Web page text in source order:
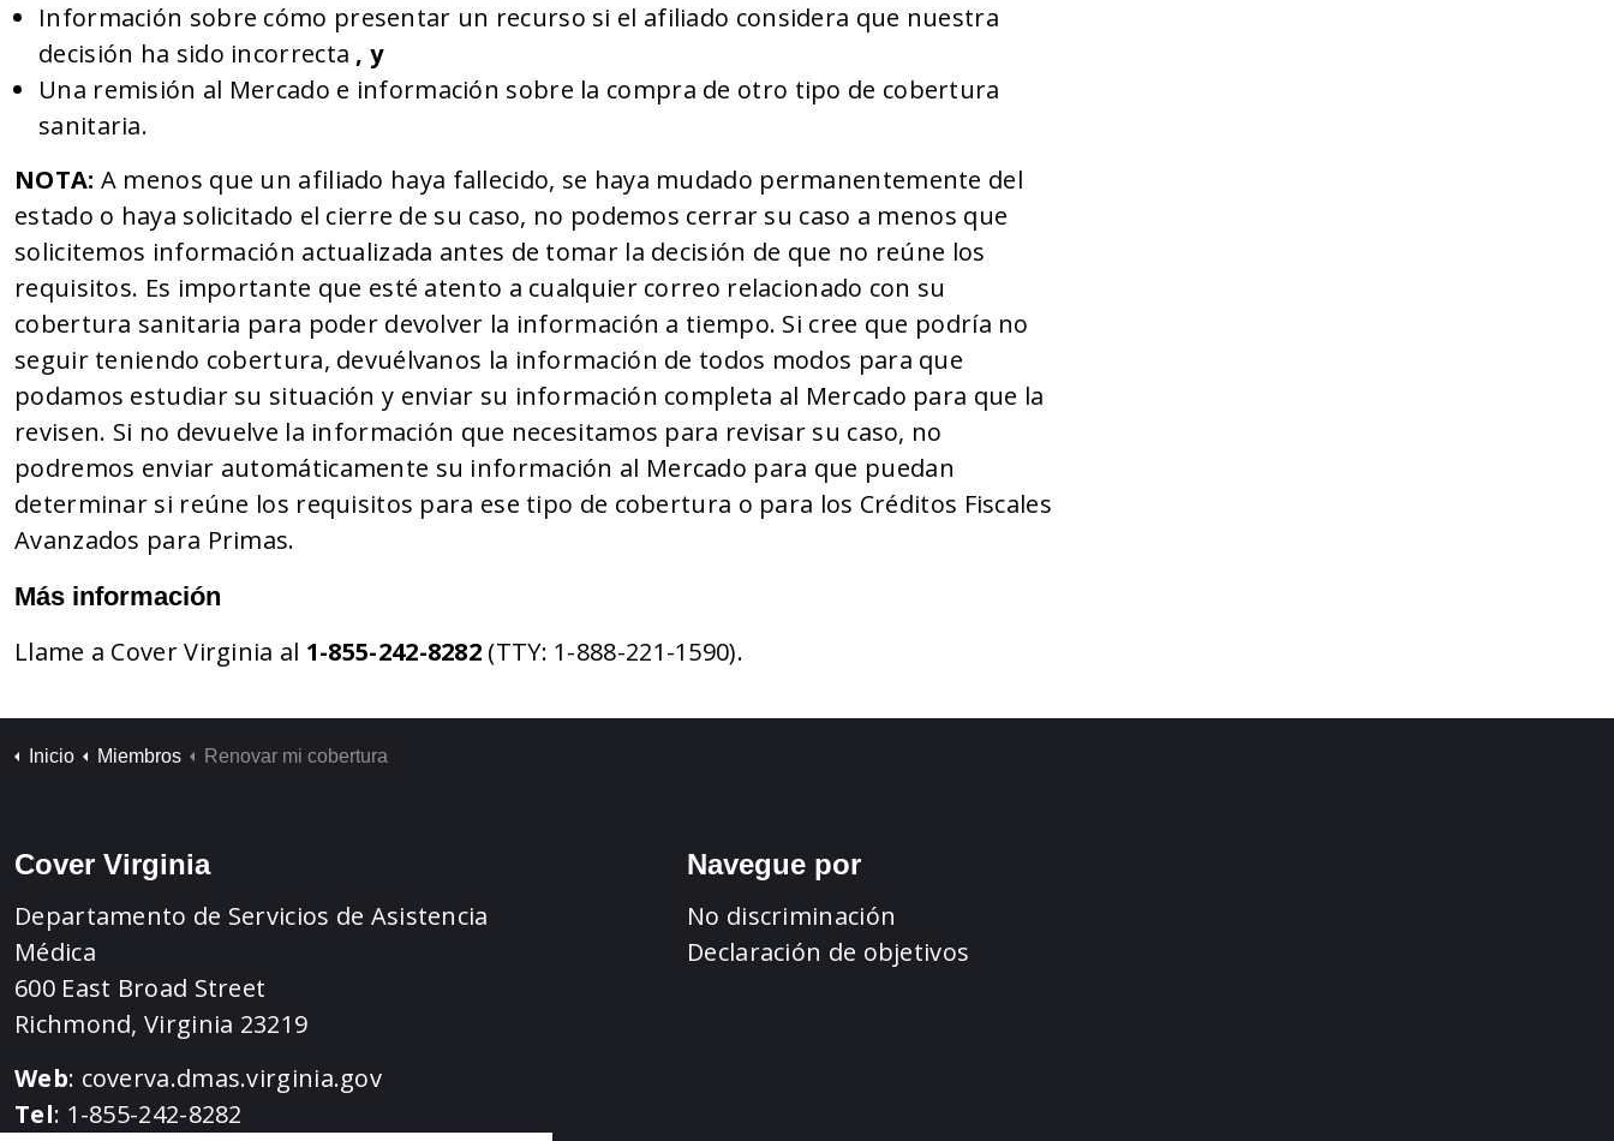
Información sobre cómo presentar un recurso si el afiliado considera que nuestra
decisión ha sido incorrecta , y
Una remisión al Mercado e información sobre la compra de otro tipo de cobertura
sanitaria.
NOTA: A menos que un afiliado haya fallecido, se haya mudado permanentemente del
estado o haya solicitado el cierre de su caso, no podemos cerrar su caso a menos que
solicitemos información actualizada antes de tomar la decisión de que no reúne los
requisitos. Es importante que esté atento a cualquier correo relacionado con su
cobertura sanitaria para poder devolver la información a tiempo. Si cree que podría no
seguir teniendo cobertura, devuélvanos la información de todos modos para que
podamos estudiar su situación y enviar su información completa al Mercado para que la
revisen. Si no devuelve la información que necesitamos para revisar su caso, no
podremos enviar automáticamente su información al Mercado para que puedan
determinar si reúne los requisitos para ese tipo de cobertura o para los Créditos Fiscales
Avanzados para Primas.
Más información
Llame a Cover Virginia al 1-855-242-8282 (TTY: 1-888-221-1590).
Inicio Miembros Renovar mi cobertura
Cover Virginia
Departamento de Servicios de Asistencia
Médica
600 East Broad Street
Richmond, Virginia 23219
Web: coverva.dmas.virginia.gov
Tel: 1-855-242-8282
Navegue por
No discriminación
Declaración de objetivos